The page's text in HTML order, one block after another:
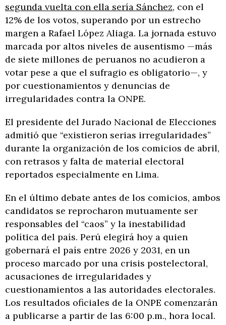
segunda vuelta con ella sería Sánchez, con el
12% de los votos, superando por un estrecho
margen a Rafael López Aliaga. La jornada estuvo
marcada por altos niveles de ausentismo —más
de siete millones de peruanos no acudieron a
votar pese a que el sufragio es obligatorio—, y
por cuestionamientos y denuncias de
irregularidades contra la ONPE.
El presidente del Jurado Nacional de Elecciones
admitió que “existieron serias irregularidades”
durante la organización de los comicios de abril,
con retrasos y falta de material electoral
reportados especialmente en Lima.
En el último debate antes de los comicios, ambos
candidatos se reprocharon mutuamente ser
responsables del “caos” y la inestabilidad
política del país. Perú elegirá hoy a quien
gobernará el país entre 2026 y 2031, en un
proceso marcado por una crisis postelectoral,
acusaciones de irregularidades y
cuestionamientos a las autoridades electorales.
Los resultados oficiales de la ONPE comenzarán
a publicarse a partir de las 6:00 p.m., hora local.